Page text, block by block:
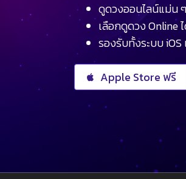
ดูดวงออนไลน์แม่น
เลือกดูดวง Online
รองรับทั้งระบบ
Apple Store ฟรี